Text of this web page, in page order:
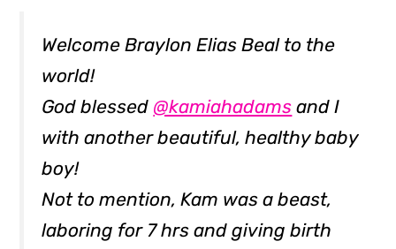
Welcome Braylon Elias Beal to the
world!
God blessed @kamiahadams and I
with another beautiful, healthy baby
boy!
Not to mention, Kam was a beast,
laboring for 7 hrs and giving birth